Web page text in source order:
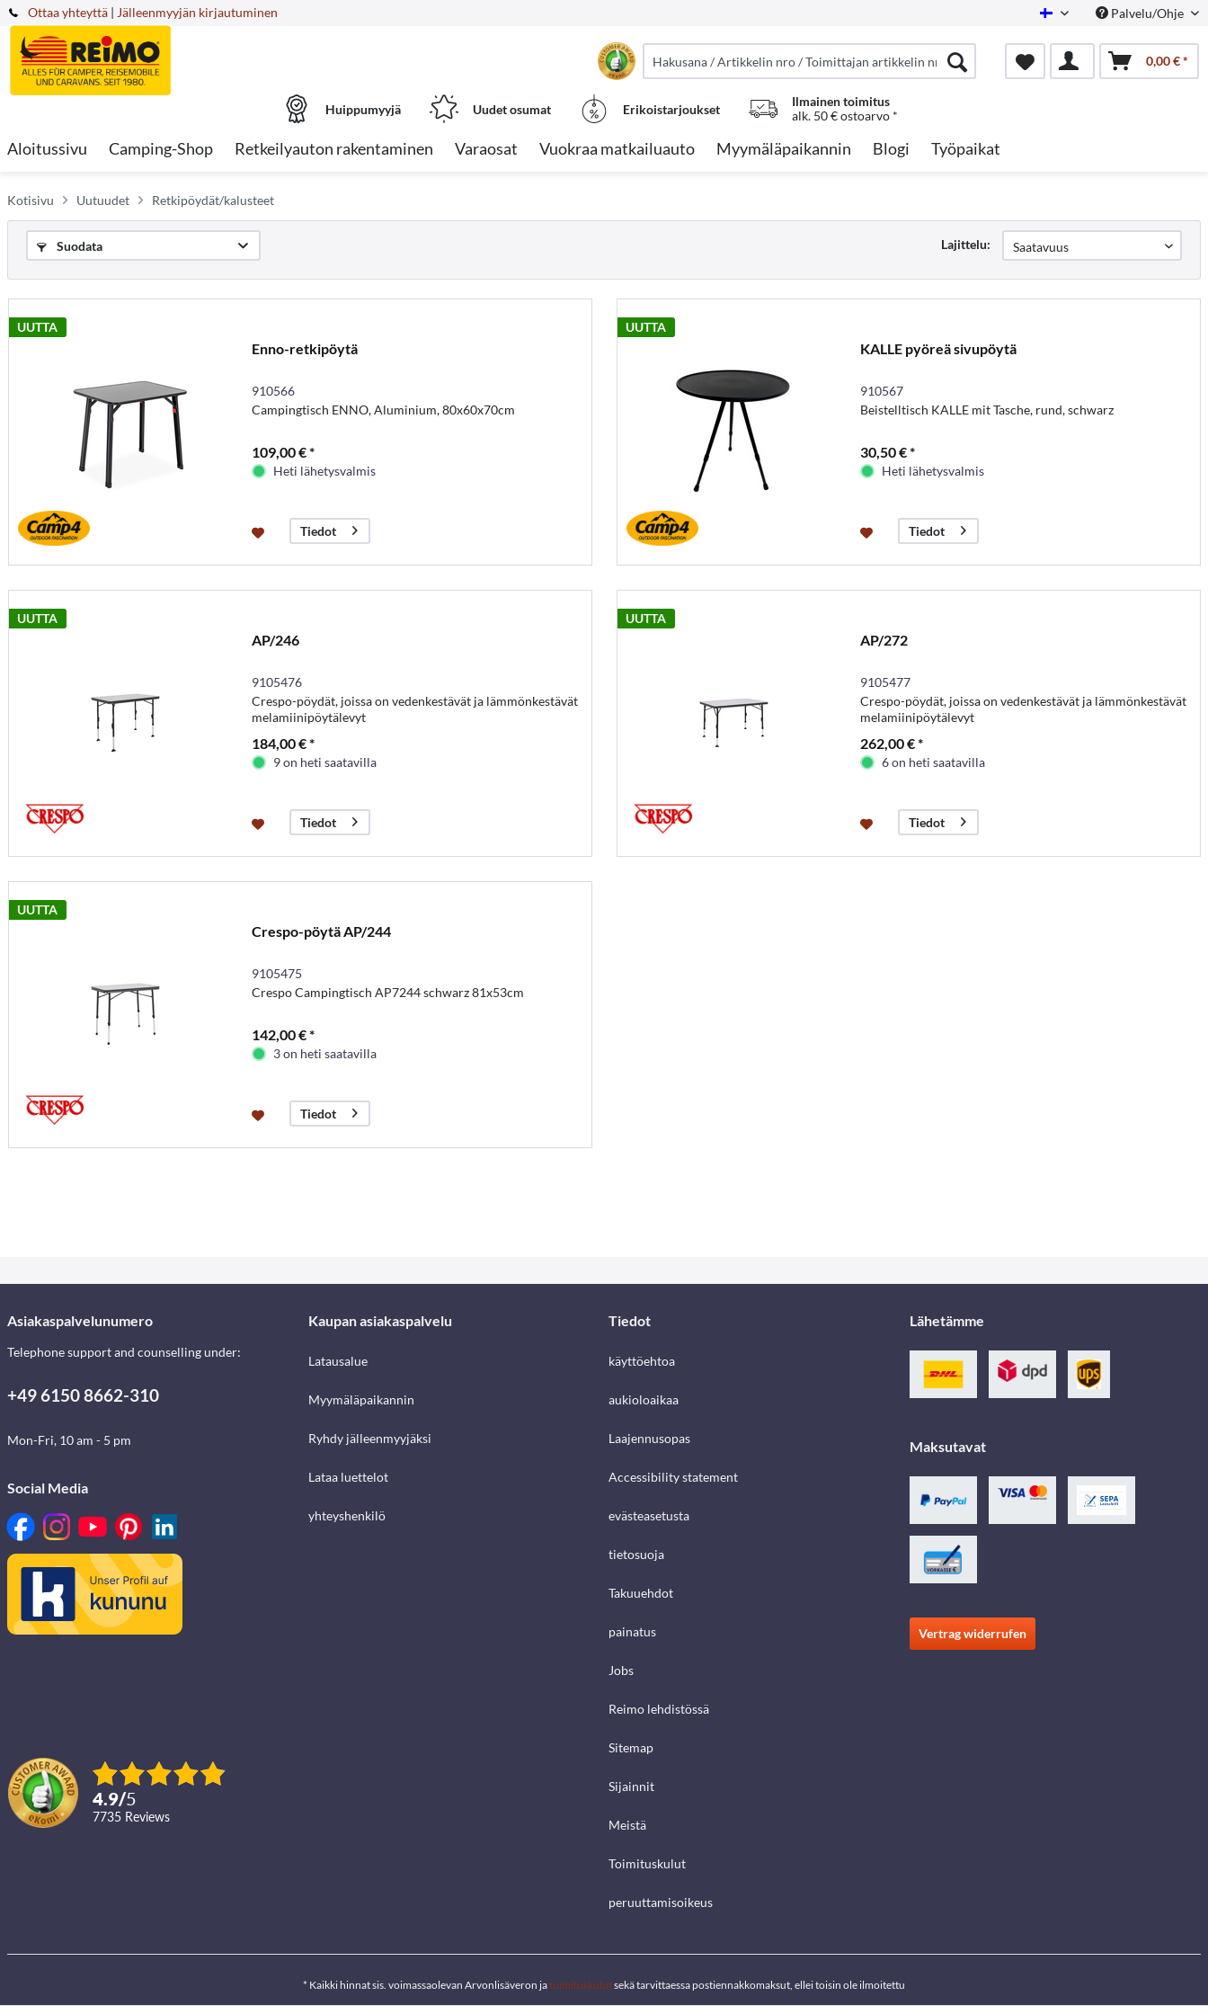
Ottaa yhteyttä Finnish Palvelu/Ohje
| Jälleenmyyjän kirjautuminen
0,00 € *
Huippumyyjä Uudet osumat Erikoistarjoukset
Ilmainen toimitus
alk. 50 € ostoarvo *
Aloitussivu Camping-Shop Retkeilyauton rakentaminen Varaosat Vuokraa matkailuauto Myymäläpaikannin Blogi Työpaikat
Kotisivu Uutuudet Retkipöydät/kalusteet
Suodata Lajittelu:
UUTTA
Enno-retkipöytä
910566
Campingtisch ENNO, Aluminium, 80x60x70cm
109,00 € *
Heti lähetysvalmis
Tiedot
UUTTA
KALLE pyöreä sivupöytä
910567
Beistelltisch KALLE mit Tasche, rund, schwarz
30,50 € *
Heti lähetysvalmis
Tiedot
UUTTA
AP/246
9105476
Crespo-pöydät, joissa on vedenkestävät ja lämmönkestävät
melamiinipöytälevyt
184,00 € *
9 on heti saatavilla
Tiedot
UUTTA
AP/272
9105477
Crespo-pöydät, joissa on vedenkestävät ja lämmönkestävät
melamiinipöytälevyt
262,00 € *
6 on heti saatavilla
Tiedot
UUTTA
Crespo-pöytä AP/244
9105475
Crespo Campingtisch AP7244 schwarz 81x53cm
142,00 € *
3 on heti saatavilla
Tiedot
Asiakaspalvelunumero
Telephone support and counselling under:
+49 6150 8662-310
Mon-Fri, 10 am - 5 pm
Social Media
4.9/5
7735 reviews
Kaupan asiakaspalvelu
Latausalue
Myymäläpaikannin
Ryhdy jälleenmyyjäksi
Lataa luettelot
yhteyshenkilö
Tiedot
käyttöehtoa
aukioloaikaa
Laajennusopas
Accessibility statement
evästeasetusta
tietosuoja
Takuuehdot
painatus
Jobs
Reimo lehdistössä
Sitemap
Sijainnit
Meistä
Toimituskulut
peruuttamisoikeus
Lähetämme
Maksutavat
Vertrag widerrufen
* Kaikki hinnat sis. voimassaolevan Arvonlisäveron jatoimituskulutsekä tarvittaessa postiennakkomaksut, ellei toisin ole ilmoitettu